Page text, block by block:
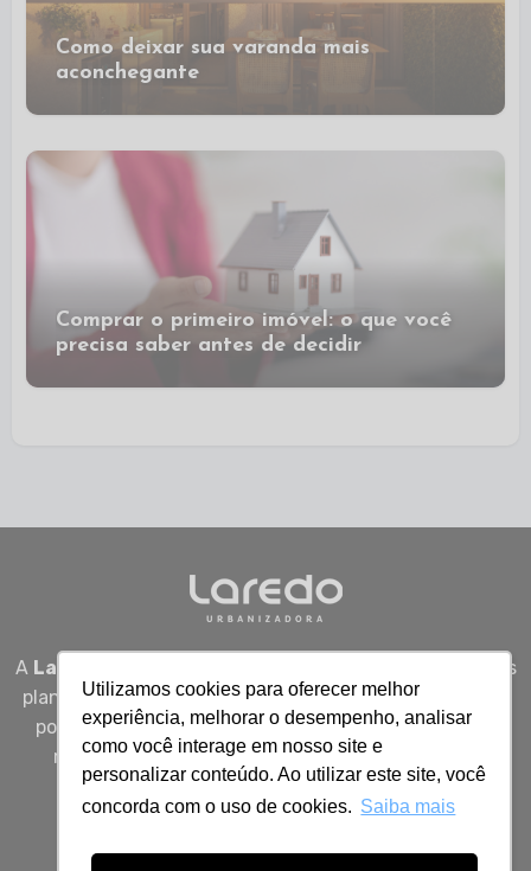
Utilizamos cookies para oferecer melhor
experiência, melhorar o desempenho, analisar
como você interage em nosso site e
personalizar conteúdo. Ao utilizar este site, você
concorda com o uso de cookies. Saiba mais
Como deixar sua varanda mais
aconchegante
Comprar o primeiro imóvel: o que você
precisa saber antes de decidir
A Laredo Urbanizadora
desenvolve empreendimentos
planejados em Sergipe, unindo qualidade, segurança e
potencial real de valorização para quem busca viver
melhor, investir bem e construir patrimônio com
inteligência.